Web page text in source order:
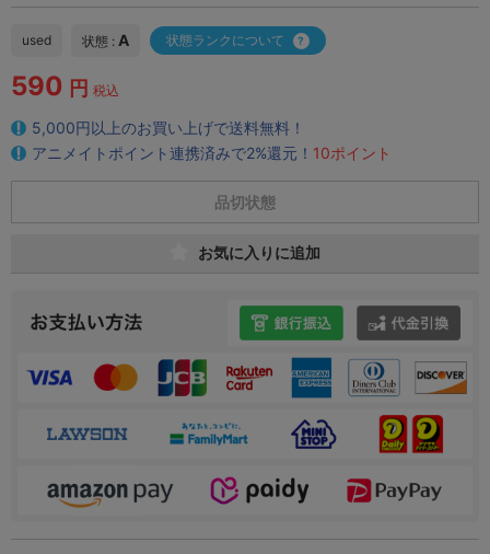
used 状態 : A 状態ランクについて
590 円 税込
5,000円以上のお買い上げで送料無料！
アニメイトポイント連携済みで2%還元！ 10ポイント
品切状態
お気に入りに追加